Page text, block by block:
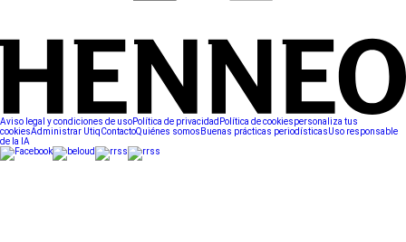
Aviso legal y condiciones de usoPolítica de privacidad Política de cookiespersonaliza tus
cookiesAdministrar UtiqContactoQuiénes somos Buenas prácticas periodísticasUso responsable
de la IA